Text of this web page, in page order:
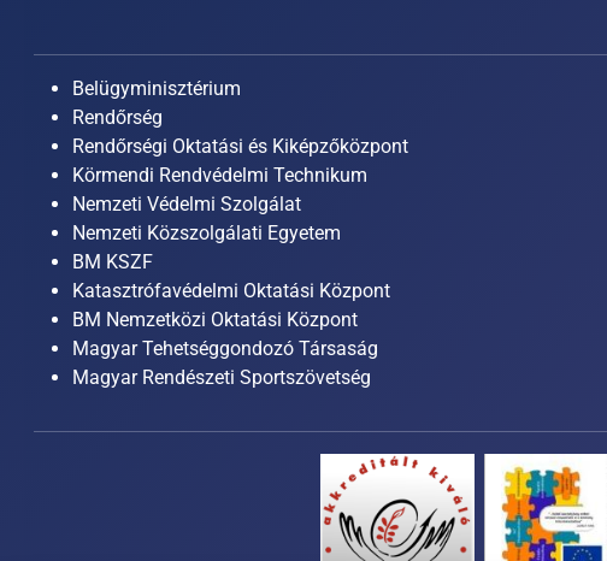
Belügyminisztérium
Rendőrség
Rendőrségi Oktatási és Kiképzőközpont
Körmendi Rendvédelmi Technikum
Nemzeti Védelmi Szolgálat
Nemzeti Közszolgálati Egyetem
BM KSZF
Katasztrófavédelmi Oktatási Központ
BM Nemzetközi Oktatási Központ
Magyar Tehetséggondozó Társaság
Magyar Rendészeti Sportszövetség